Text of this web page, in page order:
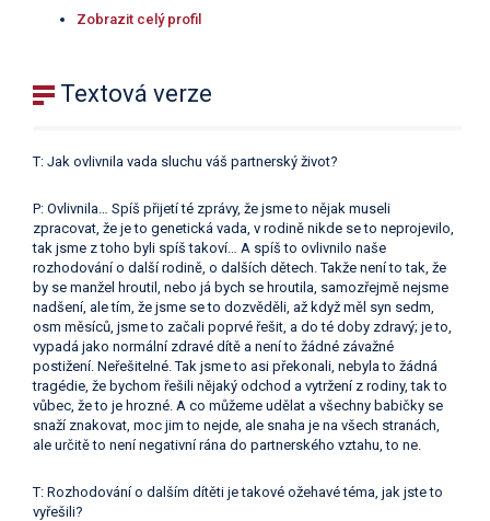
Zobrazit celý profil
Textová verze
T: Jak ovlivnila vada sluchu váš partnerský život?
P: Ovlivnila… Spíš přijetí té zprávy, že jsme to nějak museli
zpracovat, že je to genetická vada, v rodině nikde se to neprojevilo,
tak jsme z toho byli spíš takoví… A spíš to ovlivnilo naše
rozhodování o další rodině, o dalších dětech. Takže není to tak, že
by se manžel hroutil, nebo já bych se hroutila, samozřejmě nejsme
nadšení, ale tím, že jsme se to dozvěděli, až když měl syn sedm,
osm měsíců, jsme to začali poprvé řešit, a do té doby zdravý; je to,
vypadá jako normální zdravé dítě a není to žádné závažné
postižení. Neřešitelné. Tak jsme to asi překonali, nebyla to žádná
tragédie, že bychom řešili nějaký odchod a vytržení z rodiny, tak to
vůbec, že to je hrozné. A co můžeme udělat a všechny babičky se
snaží znakovat, moc jim to nejde, ale snaha je na všech stranách,
ale určitě to není negativní rána do partnerského vztahu, to ne.
T: Rozhodování o dalším dítěti je takové ožehavé téma, jak jste to
vyřešili?